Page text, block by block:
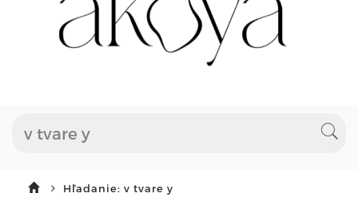
Hľadanie: v tvare y